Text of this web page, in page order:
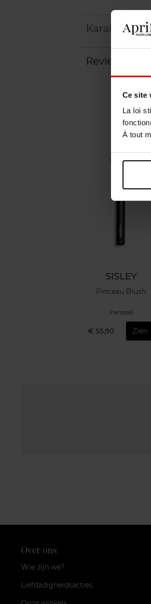
Ce site
La loi
À tout
Review
SISLEY
Pinceau Blush
Penseel
€ 55,90 Zien
Over ons
Wie zijn we?
Liefdadigheidsacties